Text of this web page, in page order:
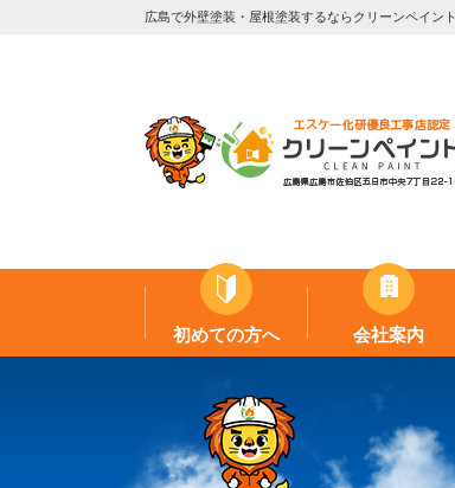
広島で外壁塗装・屋根塗装するならクリーンペイン
初めての方へ 会社案内